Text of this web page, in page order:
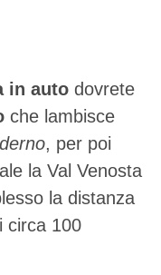
in auto dovrete
che lambisce
, per poi
la Val Venosta
la distanza
circa 100